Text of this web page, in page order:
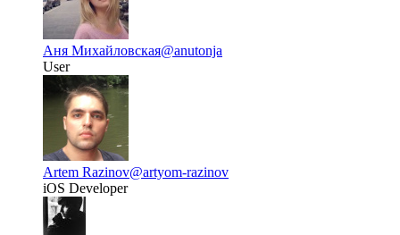
Аня Михайловская@anutonja
User
Artem Razinov@artyom-razinov
iOS Developer